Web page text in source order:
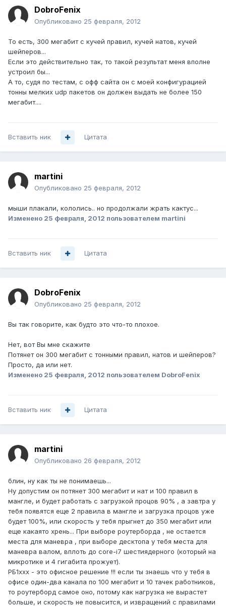
DobroFenix
Опубликовано 25 февраля, 2012
То есть, 300 мегабит с кучей правил, кучей натов, кучей
шейперов...
Если это действительно так, то такой результат меня вполне
устроил бы...
А то, судя по тестам, с офф сайта он с моей конфигурацией
тонны мелких udp пакетов он должен выдать не более 150
мегабит....
Вставить ник Цитата
martini
Опубликовано 25 февраля, 2012
мыши плакали, кололись.. но продолжали жрать кактус...
Изменено 25 февраля, 2012 пользователем martini
Вставить ник Цитата
DobroFenix
Опубликовано 25 февраля, 2012
Вы так говорите, как будто это что-то плохое.
Нет, вот Вы мне скажите
Потянет он 300 мегабит с тонными правил, натов и шейперов?
Просто, да или нет.
Изменено 25 февраля, 2012 пользователем DobroFenix
Вставить ник Цитата
martini
Опубликовано 26 февраля, 2012
блин, ну как ты не понимаешь...
Ну допустим он потянет 300 мегабит и нат и 100 правил в
мангле, и будет работать с загрузкой процов 90% , а завтра у
тебя появятся еще 2 правила в мангле и загрузка процов уже
будет 100%, или скорость у тебя прыгнет до 350 мегабит или
еще какаято хрень... При выборе роутерборда , не остается
места для маневра , при выборе десктопа у тебя места для
маневра валом, вплоть до core-i7 шестиядерного (который на
микротике и 4 гигабита прожует).
РБ1ххх - это офисное решение !!! если ты знаешь что у тебя в
офисе один-два канала по 100 мегабит и 10 тачек работников,
то роутерборд самое оно, потому как нагрузка не вырастет
больше, и скорость не повысится, и извращений с правилами